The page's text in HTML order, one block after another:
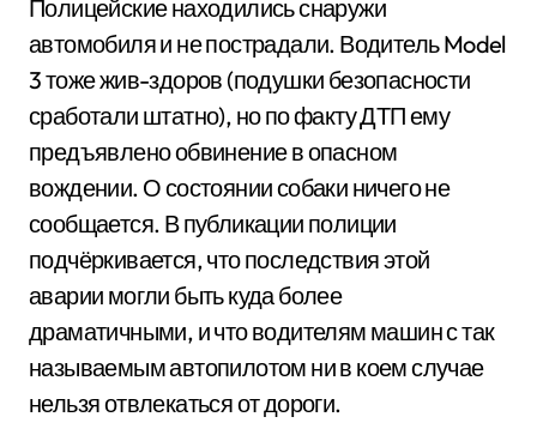
Полицейские находились снаружи
автомобиля и не пострадали. Водитель Model
3 тоже жив-здоров (подушки безопасности
сработали штатно), но по факту ДТП ему
предъявлено обвинение в опасном
вождении. О состоянии собаки ничего не
сообщается. В публикации полиции
подчёркивается, что последствия этой
аварии могли быть куда более
драматичными, и что водителям машин с так
называемым автопилотом ни в коем случае
нельзя отвлекаться от дороги.